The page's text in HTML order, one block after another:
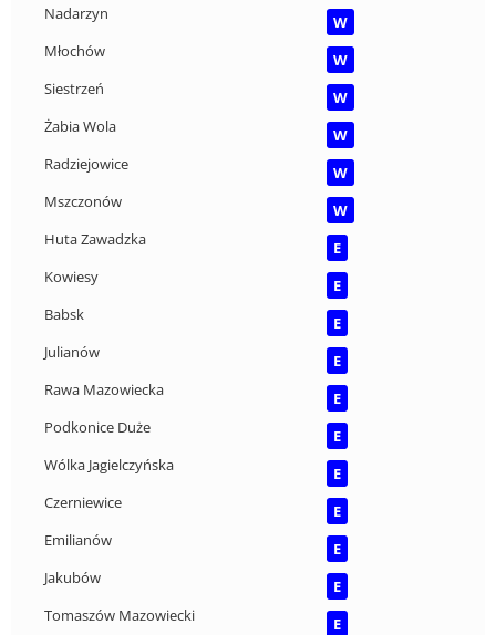
Nadarzyn
W
Młochów
W
Siestrzeń
W
Żabia Wola
W
Radziejowice
W
Mszczonów
W
Huta Zawadzka
E
Kowiesy
E
Babsk
E
Julianów
E
Rawa Mazowiecka
E
Podkonice Duże
E
Wólka Jagielczyńska
E
Czerniewice
E
Emilianów
E
Jakubów
E
Tomaszów Mazowiecki
E